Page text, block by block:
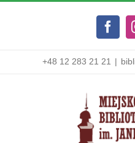
+48 12 283 21 21 |